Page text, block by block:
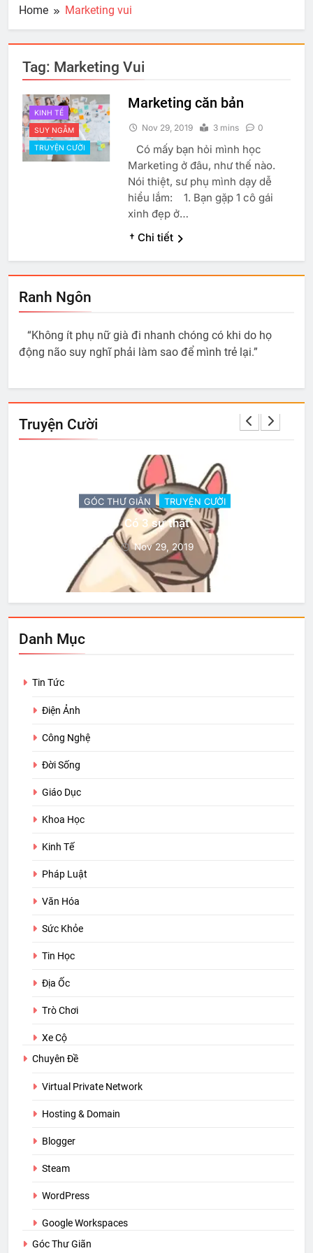
Home Marketing vui
Ranh Ngôn
“Không ít phụ nữ già đi nhanh chóng có khi do họ
động não suy nghĩ phải làm sao để mình trẻ lại.”
Truyện Cười
GÓC THƯ GIÃN TRUYỆN CƯỜI
Có 3 sự thật
Nov 29, 2019
Danh Mục
Tin Tức
Điện Ảnh
Công Nghệ
Đời Sống
Giáo Dục
Khoa Học
Kinh Tế
Pháp Luật
Văn Hóa
Sức Khỏe
Tin Học
Địa Ốc
Trò Chơi
Xe Cộ
Chuyên Đề
Virtual Private Network
Hosting & Domain
Blogger
Steam
WordPress
Google Workspaces
Góc Thư Giãn
Tag: Marketing Vui
KINH TẾ
SUY NGẪM
TRUYỆN CƯỜI
Marketing căn bản
Nov 29, 2019 3 mins 0
Có mấy bạn hỏi mình học
Marketing ở đâu, như thế nào.
Nói thiệt, sư phụ mình dạy dễ
hiểu lắm: 1. Bạn gặp 1 cô gái
xinh đẹp ở…
† Chi tiết